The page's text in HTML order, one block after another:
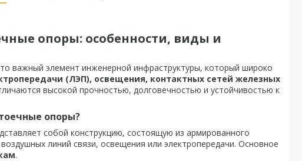
опоры: особенности, виды и
важный элемент инженерной инфраструктуры, который широко
(ЛЭП), освещения, контактных сетей железных
высокой прочностью, долговечностью и устойчивостью к
опоры?
собой конструкцию, состоящую из армированного
линий связи, освещения или электропередачи. Основное
.